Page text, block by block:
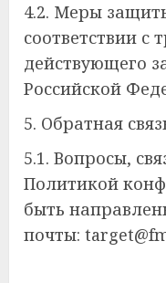
4.2. Меры
соответствии с
действующего
Российской
5. Обратная
5.1. Вопросы,
Политикой
быть
почты: